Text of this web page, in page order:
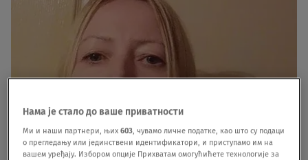
Нама је стало до ваше приватности
Ми и наши партнери, њих603, чувамо личне податке, као што су подаци
о прегледању или јединствени идентификатори, и приступамо им на
вашем уређају. Избором опције Прихватам омогућићете технологије за